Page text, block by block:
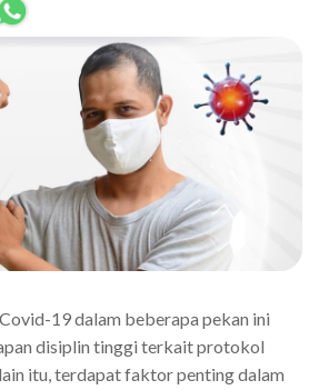
19 dalam beberapa pekan ini
disiplin tinggi terkait protokol
itu, terdapat faktor penting dalam